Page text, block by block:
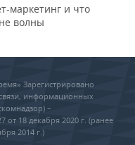
маркетинг и что
волны
Зарегистрировано
информационных
–
18 декабря 2020 г. (ранее
2014 г.)